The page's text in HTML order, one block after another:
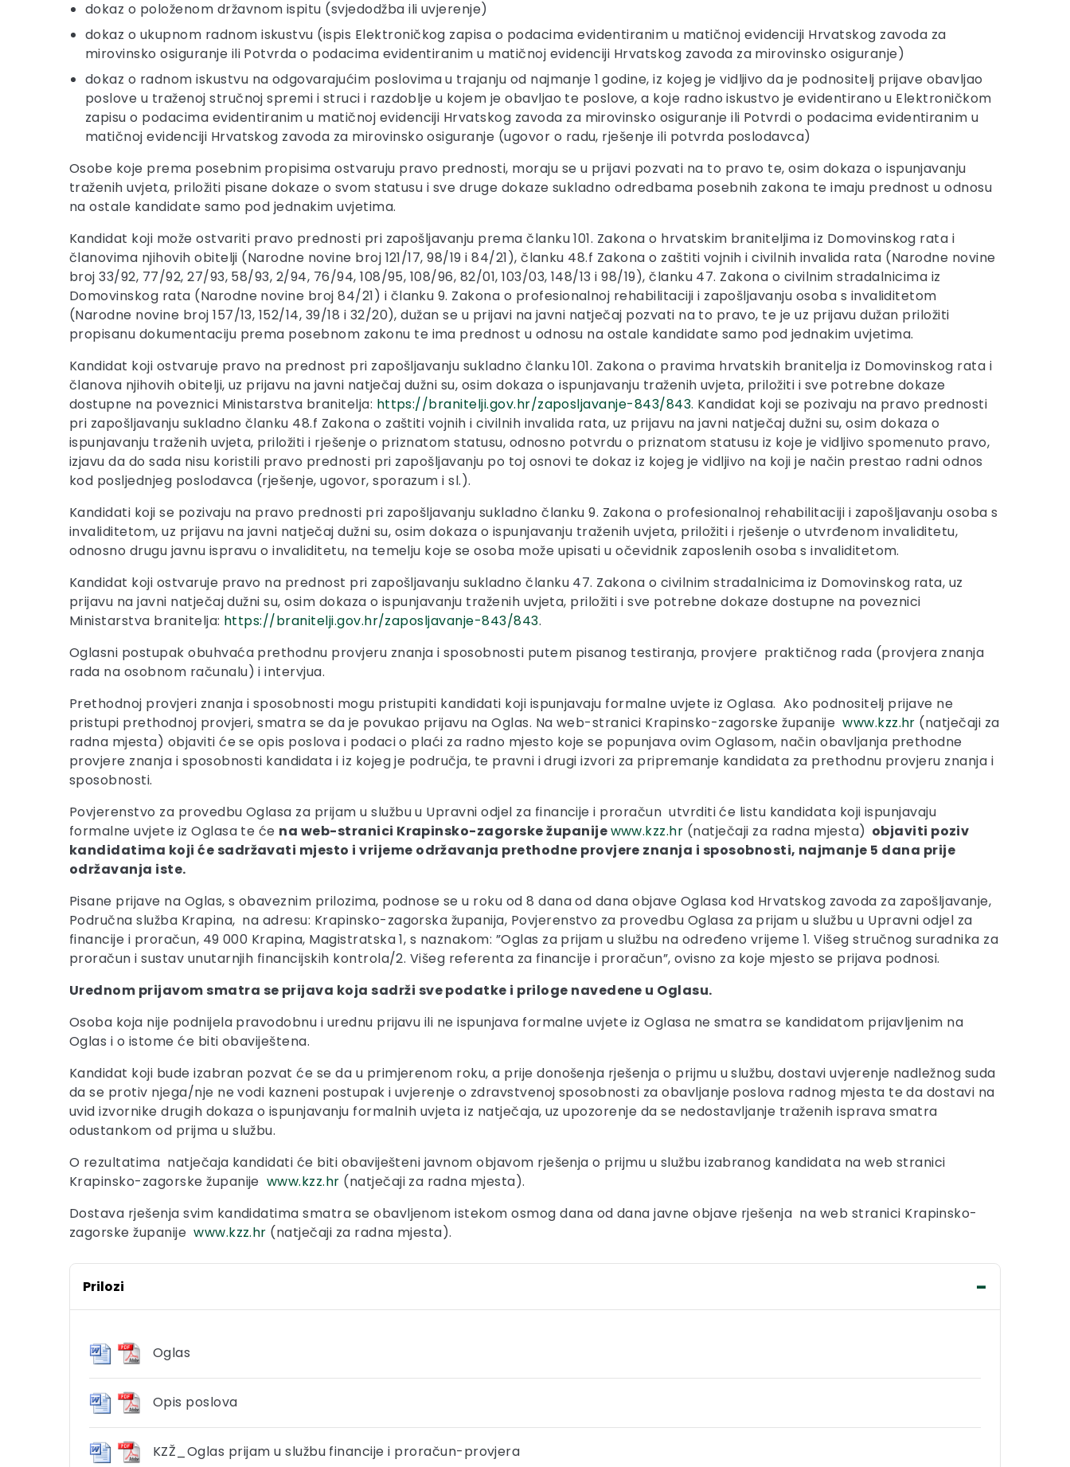
dokaz o položenom državnom ispitu (svjedodžba ili uvjerenje)
dokaz o ukupnom radnom iskustvu (ispis Elektroničkog zapisa o podacima evidentiranim u matičnoj evidenciji Hrvatskog zavoda za
mirovinsko osiguranje ili Potvrda o podacima evidentiranim u matičnoj evidenciji Hrvatskog zavoda za mirovinsko osiguranje)
dokaz o radnom iskustvu na odgovarajućim poslovima u trajanju od najmanje 1 godine, iz kojeg je vidljivo da je podnositelj prijave obavljao
poslove u traženoj stručnoj spremi i struci i razdoblje u kojem je obavljao te poslove, a koje radno iskustvo je evidentirano u Elektroničkom
zapisu o podacima evidentiranim u matičnoj evidenciji Hrvatskog zavoda za mirovinsko osiguranje ili Potvrdi o podacima evidentiranim u
matičnoj evidenciji Hrvatskog zavoda za mirovinsko osiguranje (ugovor o radu, rješenje ili potvrda poslodavca)
Osobe koje prema posebnim propisima ostvaruju pravo prednosti, moraju se u prijavi pozvati na to pravo te, osim dokaza o ispunjavanju
traženih uvjeta, priložiti pisane dokaze o svom statusu i sve druge dokaze sukladno odredbama posebnih zakona te imaju prednost u odnosu
na ostale kandidate samo pod jednakim uvjetima.
Kandidat koji može ostvariti pravo prednosti pri zapošljavanju prema članku 101. Zakona o hrvatskim braniteljima iz Domovinskog rata i
članovima njihovih obitelji (Narodne novine broj 121/17, 98/19 i 84/21), članku 48.f Zakona o zaštiti vojnih i civilnih invalida rata (Narodne novine
broj 33/92, 77/92, 27/93, 58/93, 2/94, 76/94, 108/95, 108/96, 82/01, 103/03, 148/13 i 98/19), članku 47. Zakona o civilnim stradalnicima iz
Domovinskog rata (Narodne novine broj 84/21) i članku 9. Zakona o profesionalnoj rehabilitaciji i zapošljavanju osoba s invaliditetom
(Narodne novine broj 157/13, 152/14, 39/18 i 32/20), dužan se u prijavi na javni natječaj pozvati na to pravo, te je uz prijavu dužan priložiti
propisanu dokumentaciju prema posebnom zakonu te ima prednost u odnosu na ostale kandidate samo pod jednakim uvjetima.
Kandidat koji ostvaruje pravo na prednost pri zapošljavanju sukladno članku 101. Zakona o pravima hrvatskih branitelja iz Domovinskog rata i
članova njihovih obitelji, uz prijavu na javni natječaj dužni su, osim dokaza o ispunjavanju traženih uvjeta, priložiti i sve potrebne dokaze
dostupne na poveznici Ministarstva branitelja: https://branitelji.gov.hr/zaposljavanje-843/843. Kandidat koji se pozivaju na pravo prednosti
pri zapošljavanju sukladno članku 48.f Zakona o zaštiti vojnih i civilnih invalida rata, uz prijavu na javni natječaj dužni su, osim dokaza o
ispunjavanju traženih uvjeta, priložiti i rješenje o priznatom statusu, odnosno potvrdu o priznatom statusu iz koje je vidljivo spomenuto pravo,
izjavu da do sada nisu koristili pravo prednosti pri zapošljavanju po toj osnovi te dokaz iz kojeg je vidljivo na koji je način prestao radni odnos
kod posljednjeg poslodavca (rješenje, ugovor, sporazum i sl.).
Kandidati koji se pozivaju na pravo prednosti pri zapošljavanju sukladno članku 9. Zakona o profesionalnoj rehabilitaciji i zapošljavanju osoba s
invaliditetom, uz prijavu na javni natječaj dužni su, osim dokaza o ispunjavanju traženih uvjeta, priložiti i rješenje o utvrđenom invaliditetu,
odnosno drugu javnu ispravu o invaliditetu, na temelju koje se osoba može upisati u očevidnik zaposlenih osoba s invaliditetom.
Kandidat koji ostvaruje pravo na prednost pri zapošljavanju sukladno članku 47. Zakona o civilnim stradalnicima iz Domovinskog rata, uz
prijavu na javni natječaj dužni su, osim dokaza o ispunjavanju traženih uvjeta, priložiti i sve potrebne dokaze dostupne na poveznici
Ministarstva branitelja: https://branitelji.gov.hr/zaposljavanje-843/843.
Oglasni postupak obuhvaća prethodnu provjeru znanja i sposobnosti putem pisanog testiranja, provjere praktičnog rada (provjera znanja
rada na osobnom računalu) i intervjua.
Prethodnoj provjeri znanja i sposobnosti mogu pristupiti kandidati koji ispunjavaju formalne uvjete iz Oglasa. Ako podnositelj prijave ne
pristupi prethodnoj provjeri, smatra se da je povukao prijavu na Oglas. Na web-stranici Krapinsko-zagorske županijewww.kzz.hr (natječaji za
radna mjesta) objaviti će se opis poslova i podaci o plaći za radno mjesto koje se popunjava ovim Oglasom, način obavljanja prethodne
provjere znanja i sposobnosti kandidata i iz kojeg je područja, te pravni i drugi izvori za pripremanje kandidata za prethodnu provjeru znanja i
sposobnosti.
Povjerenstvo za provedbu Oglasa za prijam u službu u Upravni odjel za financije i proračun utvrditi će listu kandidata koji ispunjavaju
formalne uvjete iz Oglasa te će na web-stranici Krapinsko-zagorske županijewww.kzz.hr (natječaji za radna mjesta) objaviti poziv
kandidatima koji će sadržavati mjesto i vrijeme održavanja prethodne provjere znanja i sposobnosti, najmanje 5 dana prije
održavanja iste.
Pisane prijave na Oglas, s obaveznim prilozima, podnose se u roku od 8 dana od dana objave Oglasa kod Hrvatskog zavoda za zapošljavanje,
Područna služba Krapina, na adresu: Krapinsko-zagorska županija, Povjerenstvo za provedbu Oglasa za prijam u službu u Upravni odjel za
financije i proračun, 49 000 Krapina, Magistratska 1, s naznakom: ”Oglas za prijam u službu na određeno vrijeme 1. Višeg stručnog suradnika za
proračun i sustav unutarnjih financijskih kontrola/2. Višeg referenta za financije i proračun”, ovisno za koje mjesto se prijava podnosi.
Urednom prijavom smatra se prijava koja sadrži sve podatke i priloge navedene u Oglasu.
Osoba koja nije podnijela pravodobnu i urednu prijavu ili ne ispunjava formalne uvjete iz Oglasa ne smatra se kandidatom prijavljenim na
Oglas i o istome će biti obaviještena.
Kandidat koji bude izabran pozvat će se da u primjerenom roku, a prije donošenja rješenja o prijmu u službu, dostavi uvjerenje nadležnog suda
da se protiv njega/nje ne vodi kazneni postupak i uvjerenje o zdravstvenoj sposobnosti za obavljanje poslova radnog mjesta te da dostavi na
uvid izvornike drugih dokaza o ispunjavanju formalnih uvjeta iz natječaja, uz upozorenje da se nedostavljanje traženih isprava smatra
odustankom od prijma u službu.
O rezultatima natječaja kandidati će biti obaviješteni javnom objavom rješenja o prijmu u službu izabranog kandidata na web stranici
Krapinsko-zagorske županije www.kzz.hr (natječaji za radna mjesta).
Dostava rješenja svim kandidatima smatra se obavljenom istekom osmog dana od dana javne objave rješenja na web stranici Krapinsko-
zagorske županijewww.kzz.hr (natječaji za radna mjesta).
Prilozi
Oglas
Opis poslova
KZŽ_Oglas prijam u službu financije i proračun-provjera